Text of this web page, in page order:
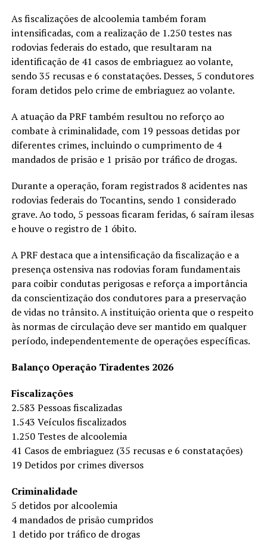
As fiscalizações de alcoolemia também foram
intensificadas, com a realização de 1.250 testes nas
rodovias federais do estado, que resultaram na
identificação de 41 casos de embriaguez ao volante,
sendo 35 recusas e 6 constatações. Desses, 5 condutores
foram detidos pelo crime de embriaguez ao volante.
A atuação da PRF também resultou no reforço ao
combate à criminalidade, com 19 pessoas detidas por
diferentes crimes, incluindo o cumprimento de 4
mandados de prisão e 1 prisão por tráfico de drogas.
Durante a operação, foram registrados 8 acidentes nas
rodovias federais do Tocantins, sendo 1 considerado
grave. Ao todo, 5 pessoas ficaram feridas, 6 saíram ilesas
e houve o registro de 1 óbito.
A PRF destaca que a intensificação da fiscalização e a
presença ostensiva nas rodovias foram fundamentais
para coibir condutas perigosas e reforça a importância
da conscientização dos condutores para a preservação
de vidas no trânsito. A instituição orienta que o respeito
às normas de circulação deve ser mantido em qualquer
período, independentemente de operações específicas.
Balanço Operação Tiradentes 2026
Fiscalizações
2.583 Pessoas fiscalizadas
1.543 Veículos fiscalizados
1.250 Testes de alcoolemia
41 Casos de embriaguez (35 recusas e 6 constatações)
19 Detidos por crimes diversos
Criminalidade
5 detidos por alcoolemia
4 mandados de prisão cumpridos
1 detido por tráfico de drogas